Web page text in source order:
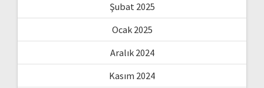
Şubat 2025
Ocak 2025
Aralık 2024
Kasım 2024